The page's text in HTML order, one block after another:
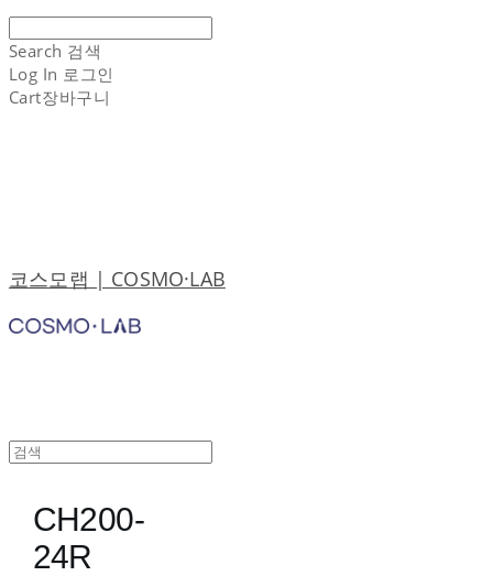
Search 검색
Log In 로그인
Cart장바구니
코스모랩 | COSMO·LAB
CH200-
24R